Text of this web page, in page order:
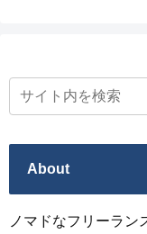
About
ノマドなフリーラン